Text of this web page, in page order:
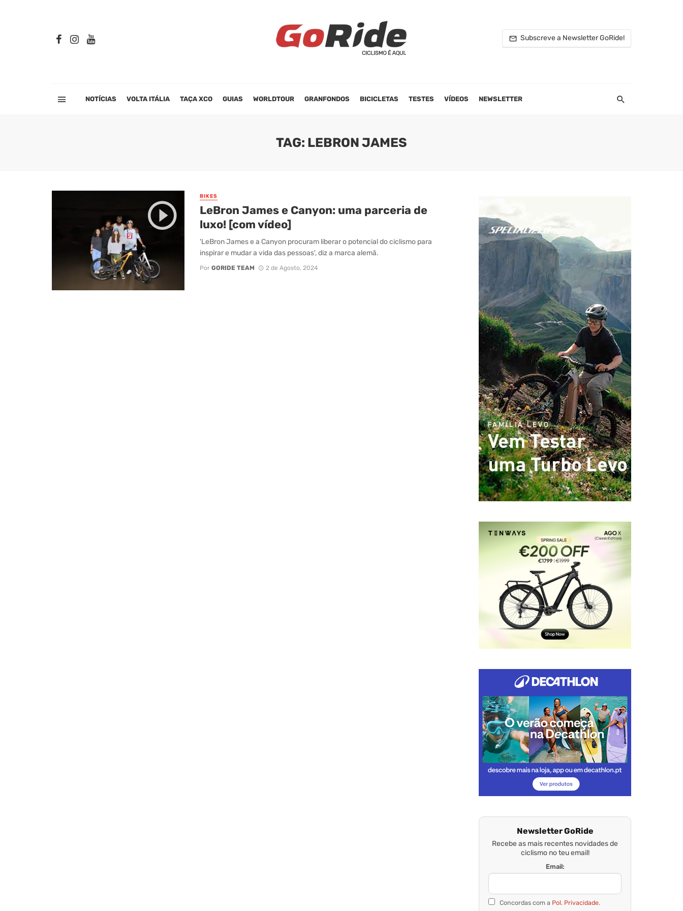
Subscreve a Newsletter GoRide!
NOTÍCIAS VOLTA ITÁLIA TAÇA XCO GUIAS WORLDTOUR GRANFONDOS BICICLETAS TESTES VÍDEOS NEWSLETTER
TAG: LEBRON JAMES
BIKES
LeBron James e Canyon: uma parceria de
luxo! [com vídeo]
'LeBron James e a Canyon procuram liberar o potencial do ciclismo para
inspirar e mudar a vida das pessoas', diz a marca alemã.
Por GORIDE TEAM 2 de Agosto, 2024
Newsletter GoRide
Recebe as mais recentes novidades de
ciclismo no teu email!
Email:
Concordas com a Pol. Privacidade.